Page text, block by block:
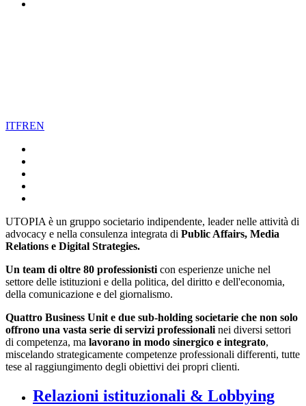
ITFREN
UTOPIA è un gruppo societario indipendente, leader nelle attività di
advocacy e nella consulenza integrata di Public Affairs, Media
Relations e Digital Strategies.
Un team di oltre 80 professionisti con esperienze uniche nel
settore delle istituzioni e della politica, del diritto e dell'economia,
della comunicazione e del giornalismo.
Quattro Business Unit e due sub-holding societarie che non solo
offrono una vasta serie di servizi professionali nei diversi settori
di competenza, ma lavorano in modo sinergico e integrato,
miscelando strategicamente competenze professionali differenti, tutte
tese al raggiungimento degli obiettivi dei propri clienti.
Relazioni istituzionali & Lobbying